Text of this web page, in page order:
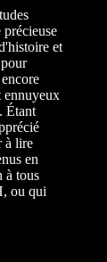
et
ennuyeux
Étant
à lire
en
à tous
ou qui